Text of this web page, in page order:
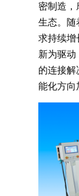
密制造，
生态。随
求持续增
新为驱动
的连接解
能化方向